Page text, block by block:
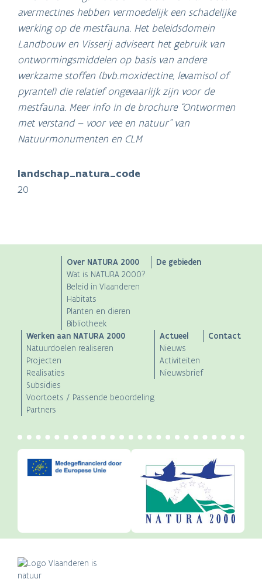
avermectines hebben vermoedelijk een schadelijke
werking op de mestfauna. Het beleidsdomein
Landbouw en Visserij adviseert het gebruik van
ontwormingsmiddelen op basis van andere
werkzame stoffen (bvb.moxidectine, levamisol of
pyrantel) die relatief ongevaarlijk zijn voor de
mestfauna. Meer info in de brochure “Ontwormen
met verstand – voor vee en natuur” van
Natuurmonumenten en CLM
landschap_natura_code
20
navigation
Over NATURA 2000
Wat is NATURA 2000?
Beleid in Vlaanderen
Habitats
Planten en dieren
Bibliotheek
De gebieden
Werken aan NATURA 2000
Natuurdoelen realiseren
Projecten
Realisaties
Subsidies
Voortoets / Passende beoordeling
Partners
Actueel
Nieuws
Activiteiten
Nieuwsbrief
Contact